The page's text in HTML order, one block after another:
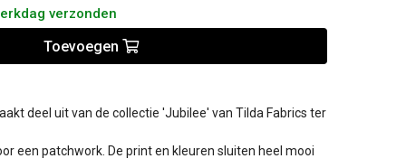
verzonden
Toevoegen
deel uit van de collectie 'Jubilee' van Tilda Fabrics ter
een patchwork. De print en kleuren sluiten heel mooi